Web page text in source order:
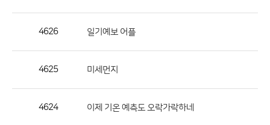
공
4626 일기예보 어플
4625 미세먼지
4624 이제 기온 예측도 오락가락하네